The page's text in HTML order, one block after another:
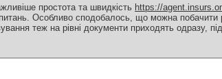
простота та швидкість https://
питань. Особливо сподобалось, що можна побачити
теж на рівні документи приходять одразу,